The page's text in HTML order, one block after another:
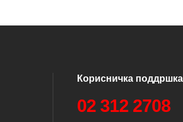
Корисничка поддршка
02 312 2708